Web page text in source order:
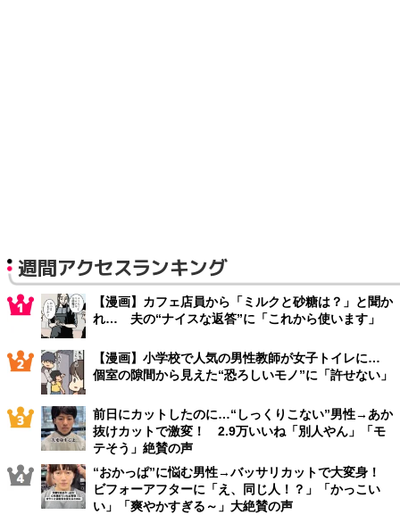
週間アクセスランキング
【漫画】カフェ店員から「ミルクと砂糖は？」と聞か
れ… 夫の“ナイスな返答”に「これから使います」
【漫画】小学校で人気の男性教師が女子トイレに…
個室の隙間から見えた“恐ろしいモノ”に「許せない」
前日にカットしたのに…“しっくりこない”男性→あか
抜けカットで激変！ 2.9万いいね「別人やん」「モ
テそう」絶賛の声
“おかっぱ”に悩む男性→バッサリカットで大変身！
ビフォーアフターに「え、同じ人！？」「かっこい
い」「爽やかすぎる～」大絶賛の声